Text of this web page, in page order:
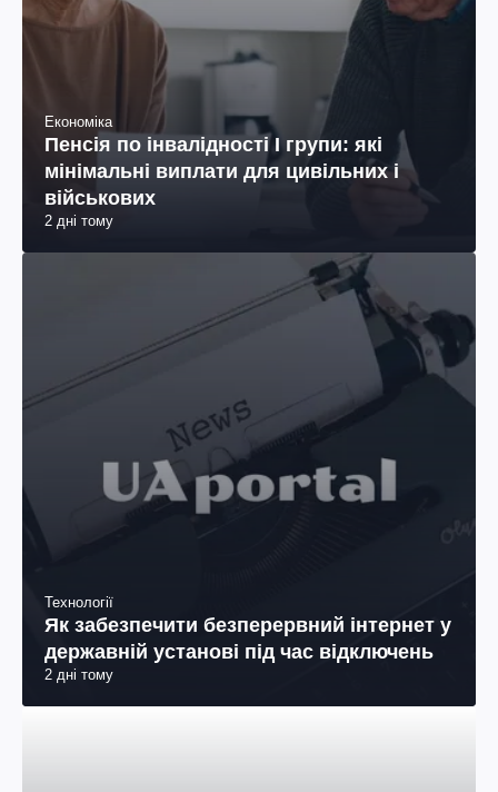
Економіка
Пенсія по інвалідності I групи: які
мінімальні виплати для цивільних і
військових
2 дні тому
Технології
Як забезпечити безперервний інтернет у
державній установі під час відключень
2 дні тому